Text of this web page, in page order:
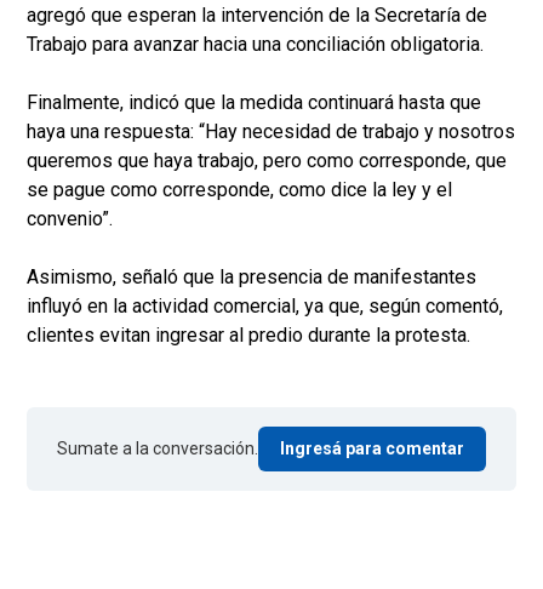
agregó que esperan la intervención de la Secretaría de
Trabajo para avanzar hacia una conciliación obligatoria.
Finalmente, indicó que la medida continuará hasta que
haya una respuesta: “Hay necesidad de trabajo y nosotros
queremos que haya trabajo, pero como corresponde, que
se pague como corresponde, como dice la ley y el
convenio”.
Asimismo, señaló que la presencia de manifestantes
influyó en la actividad comercial, ya que, según comentó,
clientes evitan ingresar al predio durante la protesta.
Sumate a la conversación. Ingresá para comentar